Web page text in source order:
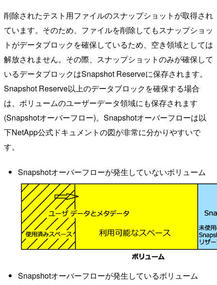
削除されたテスト用ファイルのスナップショットが取得され
ています。そのため、ファイルを削除してもスナップショッ
トがデータブロックを確保しているため、空き領域としては
解放されません。その際、スナップショットのみが確保して
いるデータブロックはSnapshot Reserveに保存されます。
Snapshot Reserve以上のデータブロックを確保する場合
は、ボリュームのユーザーデータ領域にも保存されます
(Snapshotオーバーフロー)。Snapshotオーバーフローは以
下NetApp公式ドキュメントの図が非常に分かりやすいで
す。
Snapshotオーバーフローが発生していないボリューム
Snapshotオーバーフローが発生しているボリューム